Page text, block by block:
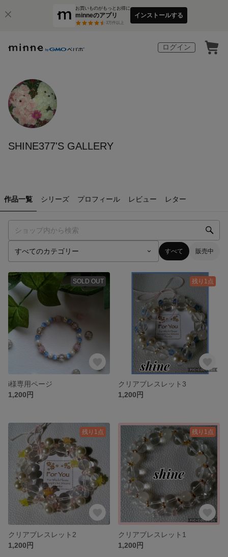
お買いものがもっとお得に
minneのアプリ
3万件以上
インストールする
ログイン
SHINE377'S GALLERY
作品一覧 シリーズ プロフィール レビュー レター
すべて 販売中
SOLD OUT
i様専用ページ
1,200円
残り1点
クリアブレスレット3
1,200円
残り1点
クリアブレスレット2
1,200円
残り1点
クリアブレスレット1
1,200円